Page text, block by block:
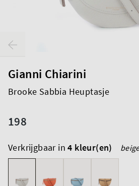
Gianni Chiarini
Brooke Sabbia Heuptasje
198
Verkrijgbaar in4 kleur(en)